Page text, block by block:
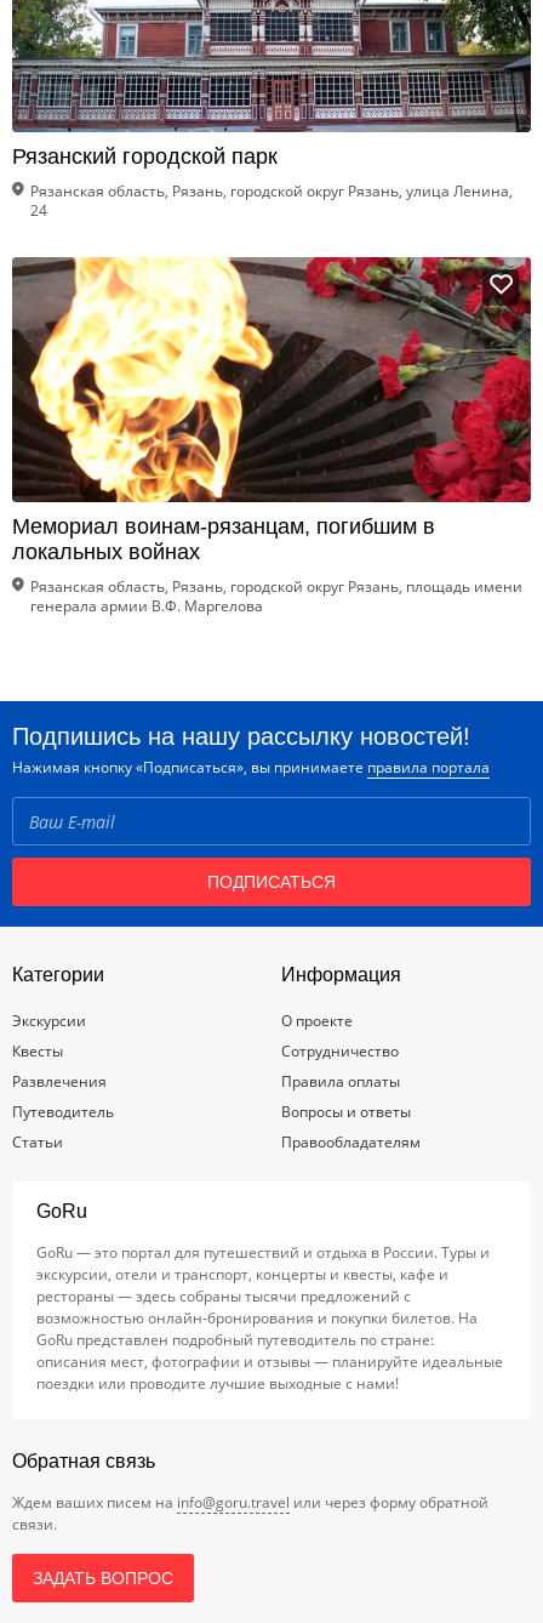
Рязанский городской парк
Рязанская область, Рязань, городской округ Рязань, улица Ленина,
24
Мемориал воинам-рязанцам, погибшим в
локальных войнах
Рязанская область, Рязань, городской округ Рязань, площадь имени
генерала армии В.Ф. Маргелова
Подпишись на нашу рассылку новостей!
Нажимая кнопку «Подписаться», вы принимаете правила портала
ПОДПИСАТЬСЯ
Категории
Экскурсии
Квесты
Развлечения
Путеводитель
Статьи
Информация
О проекте
Сотрудничество
Правила оплаты
Вопросы и ответы
Правообладателям
GoRu
GoRu — это портал для путешествий и отдыха в России. Туры и
экскурсии, отели и транспорт, концерты и квесты, кафе и
рестораны — здесь собраны тысячи предложений с
возможностью онлайн-бронирования и покупки билетов. На
GoRu представлен подробный путеводитель по стране:
описания мест, фотографии и отзывы — планируйте идеальные
поездки или проводите лучшие выходные с нами!
Обратная связь
Ждем ваших писем на info@goru.travel или через форму обратной
связи.
ЗАДАТЬ ВОПРОС